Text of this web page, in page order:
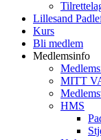
Lillesand
Kurs
Bli medlem
Medlemsinfo
MITT
HMS